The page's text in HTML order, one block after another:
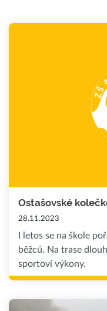
Ostašovské
28.11.2023
I letos se na škole
běžců. Na trase
sportoví výkony.